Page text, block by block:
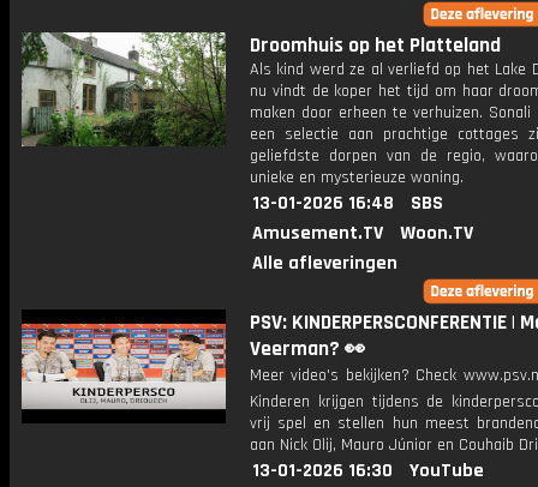
Droomhuis op het Platteland
Als kind werd ze al verliefd op het Lake
nu vindt de koper het tijd om haar
maken door erheen te verhuizen. Sonali
een selectie aan prachtige cottages
geliefdste dorpen van de regio,
unieke en mysterieuze woning.
13-01-2026 16:48
SBS
Amusement.TV
Woon.TV
Alle afleveringen
PSV: KINDERPERSCONFERENTIE |
Veerman? 👀
Meer video's bekijken? Check
Kinderen krijgen tijdens de
vrij spel en stellen hun meest
aan Nick Olij, Mauro Júnior en Couhaib
13-01-2026 16:30
YouTube